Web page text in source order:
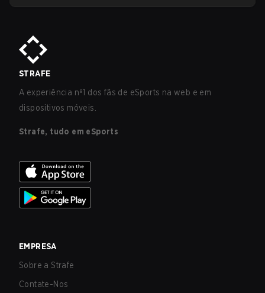
tornou a última equipe eliminada da chave.
STRAFE
A experiência nº1 dos fãs de eSports na web e em
dispositivos móveis.
Strafe, tudo em eSports
EMPRESA
Sobre a Strafe
Contate-Nos